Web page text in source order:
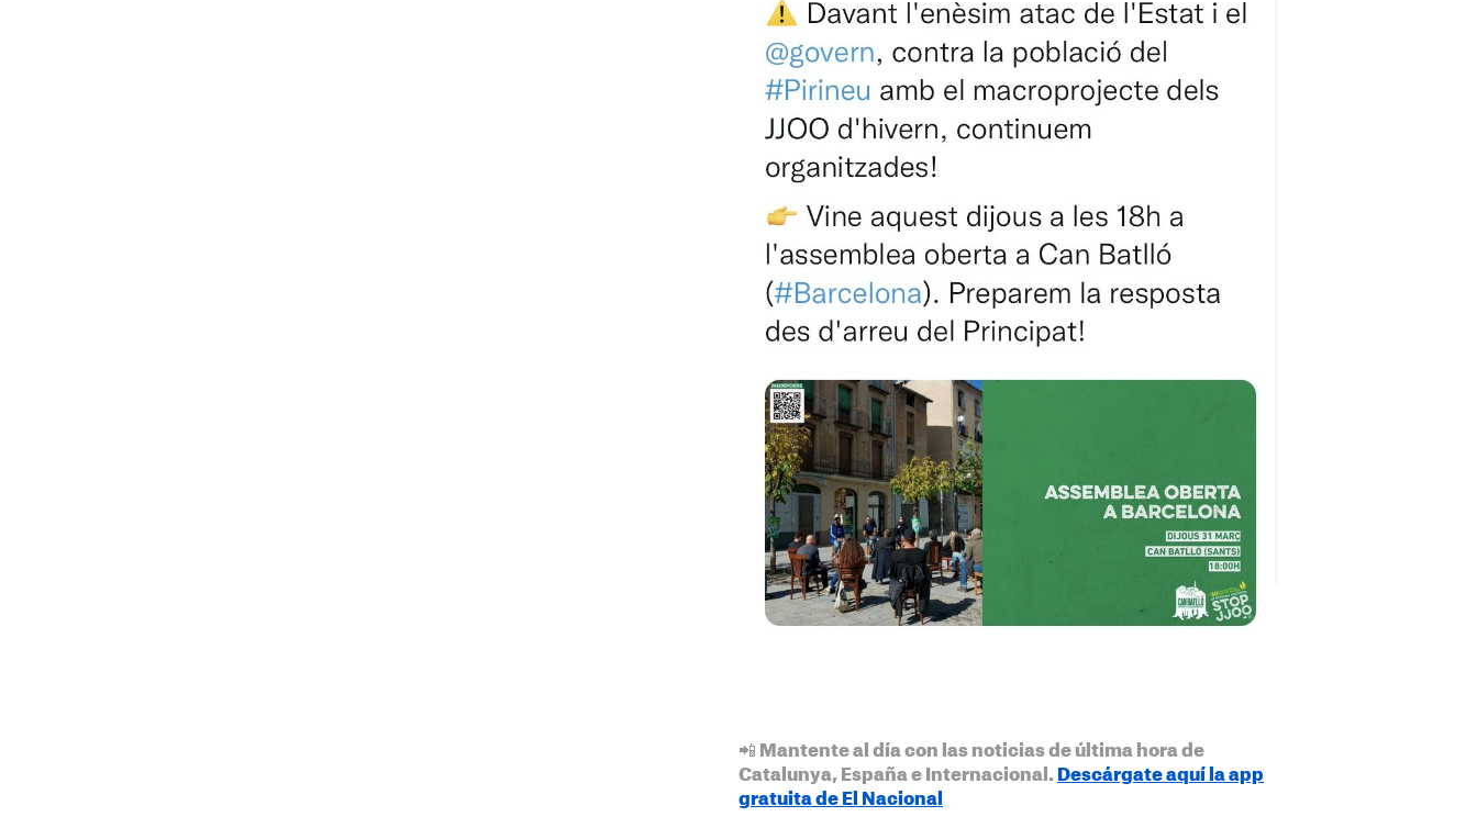
📲 Mantente al día con las noticias de última hora de
Catalunya, España e Internacional. Descárgate aquí la app
gratuita de El Nacional